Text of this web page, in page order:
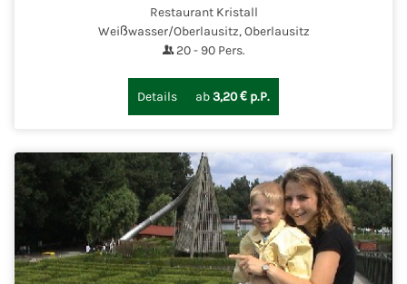
Restaurant Kristall
Weißwasser/Oberlausitz, Oberlausitz
20- 90Pers.
Details ab3,20 € p.P.